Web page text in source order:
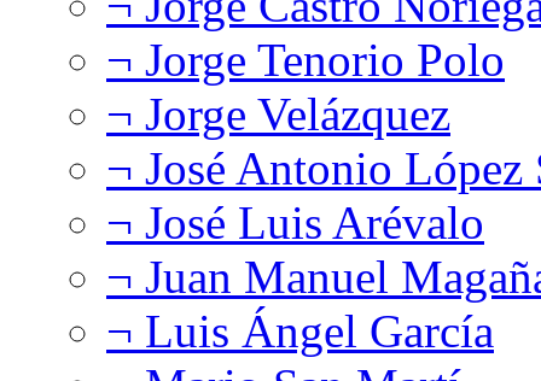
¬ Jorge Tenorio Polo
¬ Jorge Velázquez
¬ José Antonio López
¬ José Luis Arévalo
¬ Juan Manuel
¬ Luis Ángel García